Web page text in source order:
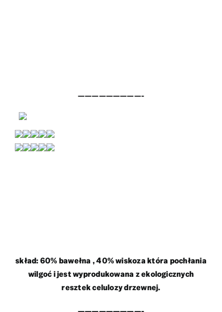
—————————-
skład: 60% bawełna , 40% wiskoza która pochłania
wilgoć i jest wyprodukowana z ekologicznych
resztek celulozy drzewnej.